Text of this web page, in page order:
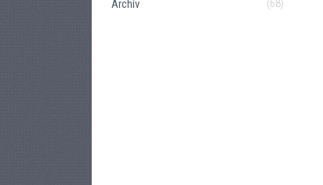
Archív (68)